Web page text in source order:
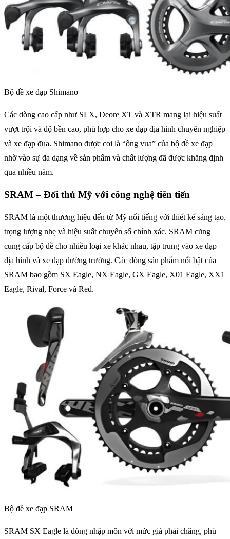
Bộ đề xe đạp Shimano
Các dòng cao cấp như SLX, Deore XT và XTR mang lại hiệu suất
vượt trội và độ bền cao, phù hợp cho xe đạp địa hình chuyên nghiệp
và xe đạp đua. Shimano được coi là “ông vua” của bộ đề xe đạp
nhờ vào sự đa dạng về sản phẩm và chất lượng đã được khẳng định
qua nhiều năm.
SRAM – Đối thủ Mỹ với công nghệ tiên tiến
SRAM là một thương hiệu đến từ Mỹ nổi tiếng với thiết kế sáng tạo,
trọng lượng nhẹ và hiệu suất chuyển số chính xác. SRAM cũng
cung cấp bộ đề cho nhiều loại xe khác nhau, tập trung vào xe đạp
địa hình và xe đạp đường trường. Các dòng sản phẩm nổi bật của
SRAM bao gồm SX Eagle, NX Eagle, GX Eagle, X01 Eagle, XX1
Eagle, Rival, Force và Red.
Bộ đề xe đạp SRAM
SRAM SX Eagle là dòng nhập môn với mức giá phải chăng, phù